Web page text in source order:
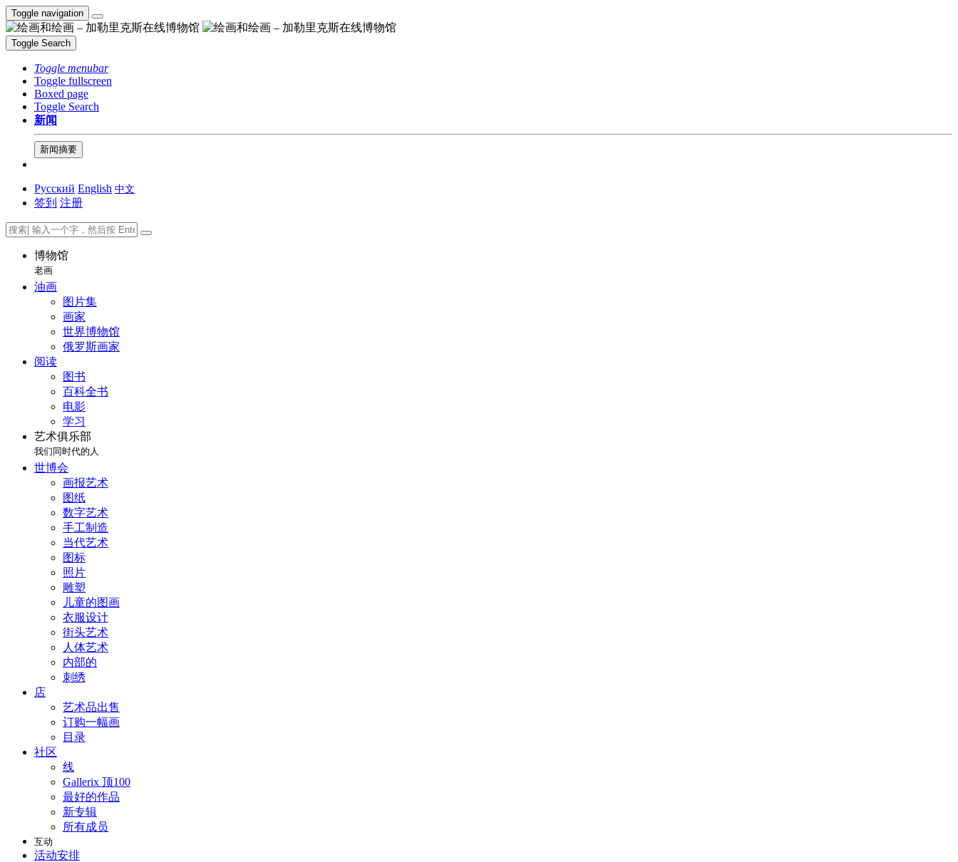
Toggle navigation
Toggle Search
Toggle menubar
Toggle fullscreen
Boxed page
Toggle Search
新闻
新闻摘要
Русский English 中文
签到 注册
博物馆
老画
油画
图片集
画家
世界博物馆
俄罗斯画家
阅读
图书
百科全书
电影
学习
艺术俱乐部
我们同时代的人
世博会
画报艺术
图纸
数字艺术
手工制造
当代艺术
图标
照片
雕塑
儿童的图画
衣服设计
街头艺术
人体艺术
内部的
刺绣
店
艺术品出售
订购一幅画
目录
社区
线
Gallerix 顶100
最好的作品
新专辑
所有成员
互动
活动安排